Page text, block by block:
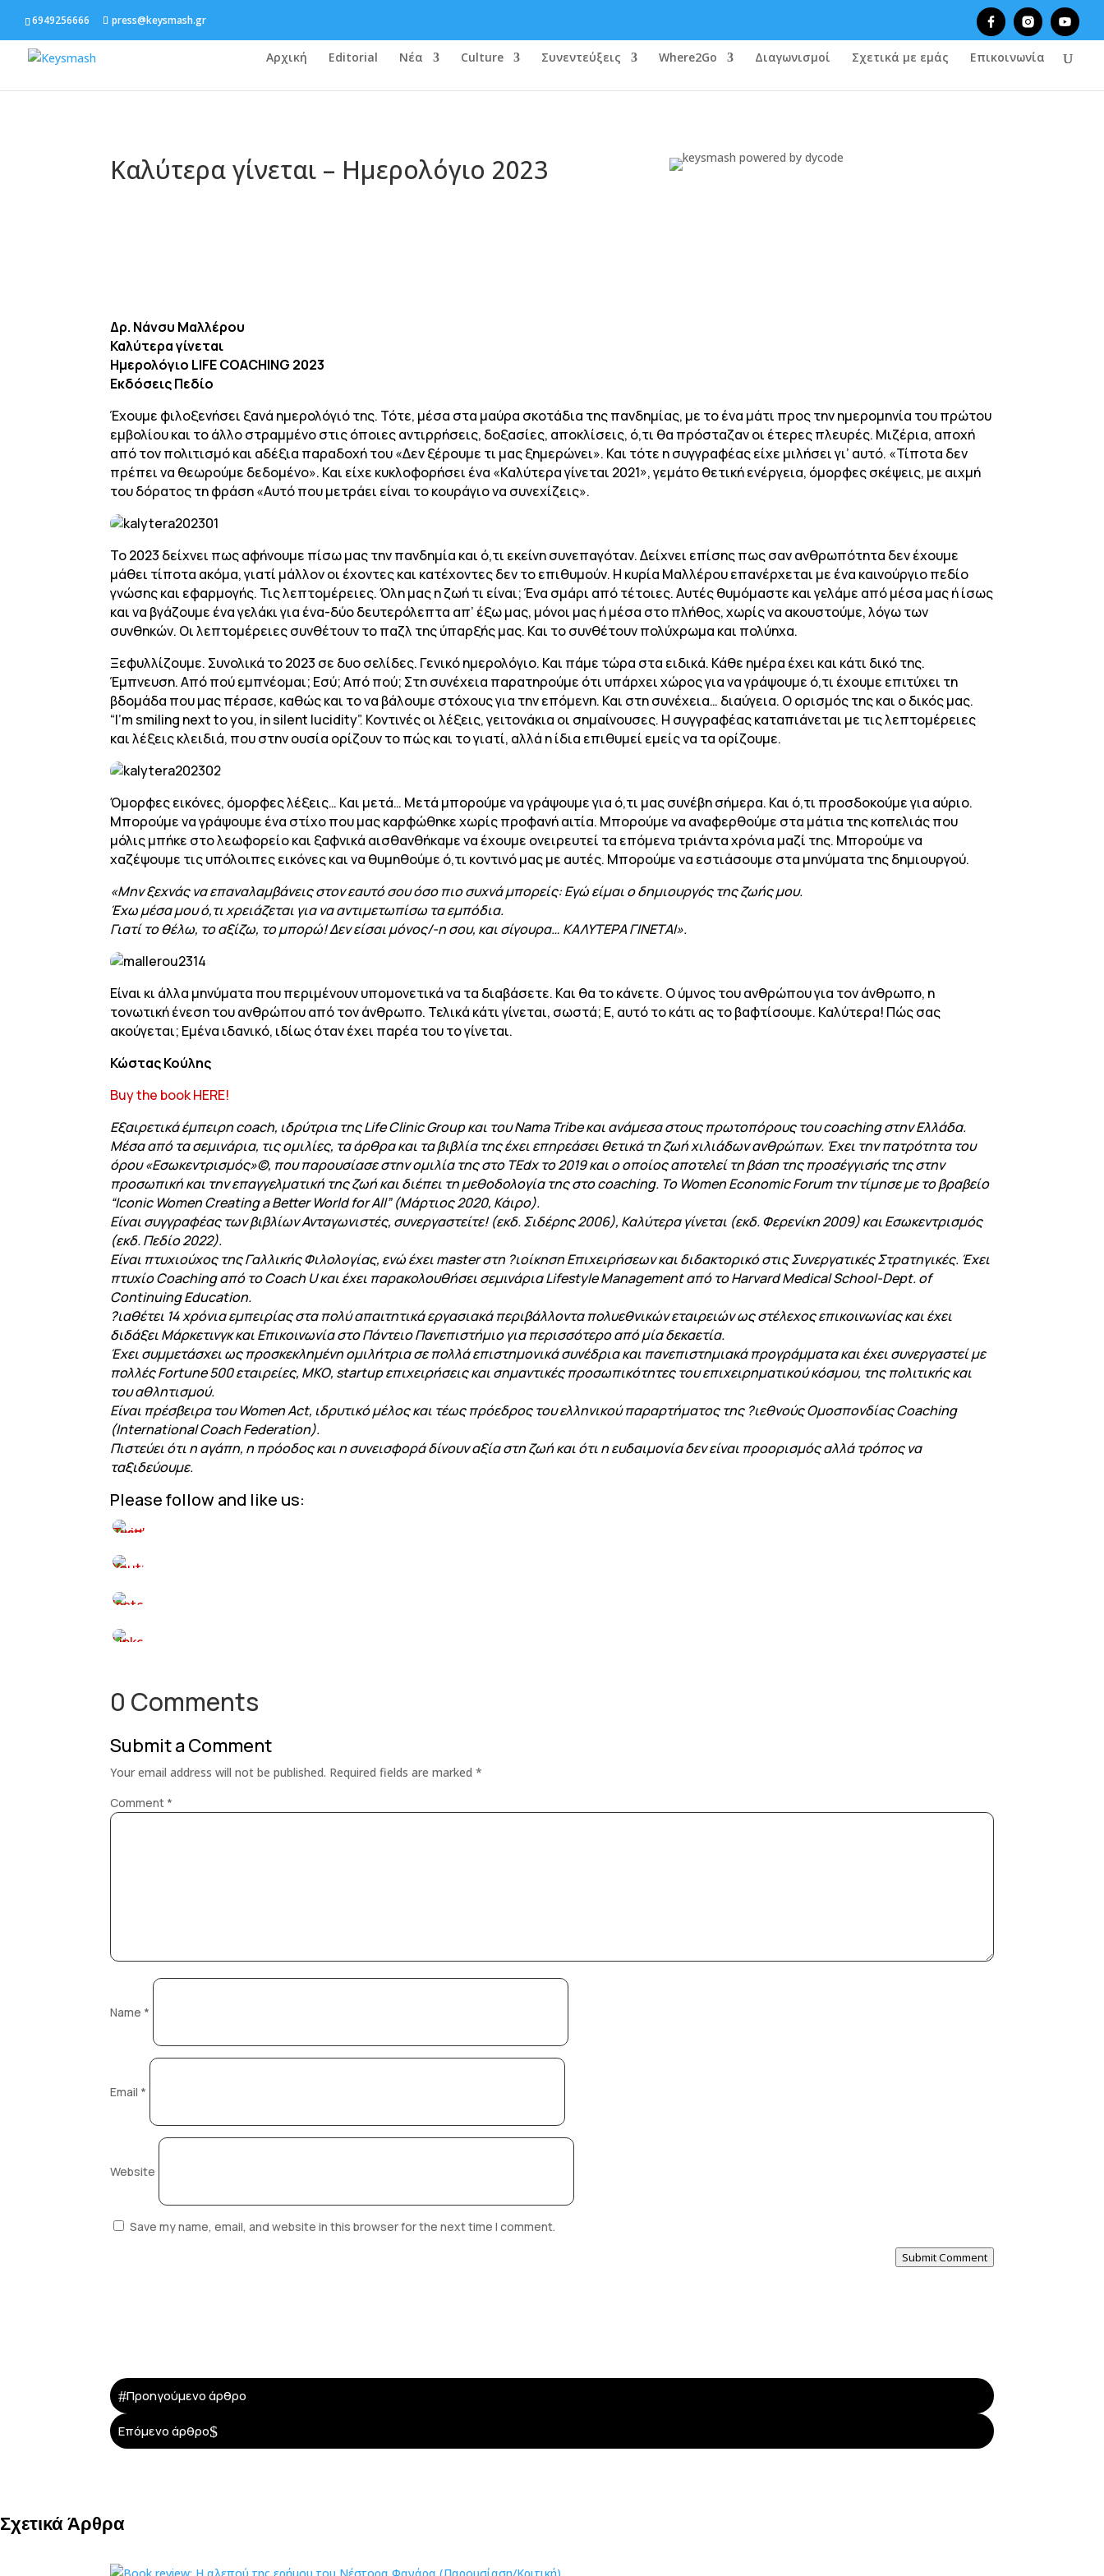
6949256666 press@keysmash.gr
Αρχική Editorial Νέα Culture Συνεντεύξεις Where2Go Διαγωνισμοί Σχετικά με εμάς Επικοινωνία
Καλύτερα γίνεται – Ημερολόγιο 2023
Δρ. Νάνσυ Μαλλέρου
Καλύτερα γίνεται
Ημερολόγιο LIFE COACHING 2023
Εκδόσεις Πεδίο
Έχουμε φιλοξενήσει ξανά ημερολόγιό της. Τότε, μέσα στα μαύρα σκοτάδια της πανδημίας, με το ένα μάτι προς την ημερομηνία του πρώτου
εμβολίου και το άλλο στραμμένο στις όποιες αντιρρήσεις, δοξασίες, αποκλίσεις, ό,τι θα πρόσταζαν οι έτερες πλευρές. Μιζέρια, αποχή
από τον πολιτισμό και αδέξια παραδοχή του «Δεν ξέρουμε τι μας ξημερώνει». Και τότε η συγγραφέας είχε μιλήσει γι’ αυτό. «Τίποτα δεν
πρέπει να θεωρούμε δεδομένο». Και είχε κυκλοφορήσει ένα «Καλύτερα γίνεται 2021», γεμάτο θετική ενέργεια, όμορφες σκέψεις, με αιχμή
του δόρατος τη φράση «Αυτό που μετράει είναι το κουράγιο να συνεχίζεις».
Το 2023 δείχνει πως αφήνουμε πίσω μας την πανδημία και ό,τι εκείνη συνεπαγόταν. Δείχνει επίσης πως σαν ανθρωπότητα δεν έχουμε
μάθει τίποτα ακόμα, γιατί μάλλον οι έχοντες και κατέχοντες δεν το επιθυμούν. Η κυρία Μαλλέρου επανέρχεται με ένα καινούργιο πεδίο
γνώσης και εφαρμογής. Τις λεπτομέρειες. Όλη μας η ζωή τι είναι; Ένα σμάρι από τέτοιες. Αυτές θυμόμαστε και γελάμε από μέσα μας ή ίσως
και να βγάζουμε ένα γελάκι για ένα-δύο δευτερόλεπτα απ’ έξω μας, μόνοι μας ή μέσα στο πλήθος, χωρίς να ακουστούμε, λόγω των
συνθηκών. Οι λεπτομέρειες συνθέτουν το παζλ της ύπαρξής μας. Και το συνθέτουν πολύχρωμα και πολύηχα.
Ξεφυλλίζουμε. Συνολικά το 2023 σε δυο σελίδες. Γενικό ημερολόγιο. Και πάμε τώρα στα ειδικά. Κάθε ημέρα έχει και κάτι δικό της.
Έμπνευση. Από πού εμπνέομαι; Εσύ; Από πού; Στη συνέχεια παρατηρούμε ότι υπάρχει χώρος για να γράψουμε ό,τι έχουμε επιτύχει τη
βδομάδα που μας πέρασε, καθώς και το να βάλουμε στόχους για την επόμενη. Και στη συνέχεια… διαύγεια. Ο ορισμός της και ο δικός μας.
“I’m smiling next to you, in silent lucidity”. Κοντινές οι λέξεις, γειτονάκια οι σημαίνουσες. Η συγγραφέας καταπιάνεται με τις λεπτομέρειες
και λέξεις κλειδιά, που στην ουσία ορίζουν το πώς και το γιατί, αλλά η ίδια επιθυμεί εμείς να τα ορίζουμε.
Όμορφες εικόνες, όμορφες λέξεις… Και μετά… Μετά μπορούμε να γράψουμε για ό,τι μας συνέβη σήμερα. Και ό,τι προσδοκούμε για αύριο.
Μπορούμε να γράψουμε ένα στίχο που μας καρφώθηκε χωρίς προφανή αιτία. Μπορούμε να αναφερθούμε στα μάτια της κοπελιάς που
μόλις μπήκε στο λεωφορείο και ξαφνικά αισθανθήκαμε να έχουμε ονειρευτεί τα επόμενα τριάντα χρόνια μαζί της. Μπορούμε να
χαζέψουμε τις υπόλοιπες εικόνες και να θυμηθούμε ό,τι κοντινό μας με αυτές. Μπορούμε να εστιάσουμε στα μηνύματα της δημιουργού.
«Μην ξεχνάς να επαναλαμβάνεις στον εαυτό σου όσο πιο συχνά μπορείς: Εγώ είμαι o δημιουργός της ζωής μου.
Έχω μέσα μου ό,τι χρειάζεται για να αντιμετωπίσω τα εμπόδια.
Γιατί το θέλω, το αξίζω, το μπορώ! Δεν είσαι μόνος/-η σου, και σίγουρα… ΚΑΛΥΤΕΡΑ ΓΙΝΕΤΑΙ».
Είναι κι άλλα μηνύματα που περιμένουν υπομονετικά να τα διαβάσετε. Και θα το κάνετε. Ο ύμνος του ανθρώπου για τον άνθρωπο, η
τονωτική ένεση του ανθρώπου από τον άνθρωπο. Τελικά κάτι γίνεται, σωστά; Ε, αυτό το κάτι ας το βαφτίσουμε. Καλύτερα! Πώς σας
ακούγεται; Εμένα ιδανικό, ιδίως όταν έχει παρέα του το γίνεται.
Κώστας Κούλης
Buy the book HERE!
Eξαιρετικά έµπειρη coach, ιδρύτρια της Life Clinic Group και του Nama Tribe και ανάµεσα στους πρωτοπόρους του coaching στην Ελλάδα.
Μέσα από τα σεµινάρια, τις οµιλίες, τα άρθρα και τα βιβλία της έχει επηρεάσει θετικά τη ζωή χιλιάδων ανθρώπων. Έχει την πατρότητα του
όρου «Εσωκεντρισµός»©, που παρουσίασε στην οµιλία της στο TEdx το 2019 και ο οποίος αποτελεί τη βάση της προσέγγισής της στην
προσωπική και την επαγγελµατική της ζωή και διέπει τη µεθοδολογία της στο coaching. Το Women Economic Forum την τίµησε µε το βραβείο
“Iconic Women Creating a Better World for All” (Μάρτιος 2020, Κάιρο).
Είναι συγγραφέας των βιβλίων Ανταγωνιστές, συνεργαστείτε! (εκδ. Σιδέρης 2006), Καλύτερα γίνεται (εκδ. Φερενίκη 2009) και Εσωκεντρισµός
(εκδ. Πεδίο 2022).
Είναι πτυχιούχος της Γαλλικής Φιλολογίας, ενώ έχει master στη ?ιοίκηση Επιχειρήσεων και διδακτορικό στις Συνεργατικές Στρατηγικές. Έχει
πτυχίο Coaching από το Coach U και έχει παρακολουθήσει σεµινάρια Lifestyle Management από το Harvard Medical School-Dept. of
Continuing Education.
?ιαθέτει 14 χρόνια εµπειρίας στα πολύ απαιτητικά εργασιακά περιβάλλοντα πολυεθνικών εταιρειών ως στέλεχος επικοινωνίας και έχει
διδάξει Μάρκετινγκ και Επικοινωνία στο Πάντειο Πανεπιστήµιο για περισσότερο από µία δεκαετία.
Έχει συµµετάσχει ως προσκεκληµένη οµιλήτρια σε πολλά επιστηµονικά συνέδρια και πανεπιστηµιακά προγράµµατα και έχει συνεργαστεί µε
πολλές Fortune 500 εταιρείες, ΜΚΟ, startup επιχειρήσεις και σηµαντικές προσωπικότητες του επιχειρηµατικού κόσµου, της πολιτικής και
του αθλητισµού.
Είναι πρέσβειρα του Women Act, ιδρυτικό µέλος και τέως πρόεδρος του ελληνικού παραρτήµατος της ?ιεθνούς Οµοσπονδίας Coaching
(International Coach Federation).
Πιστεύει ότι η αγάπη, η πρόοδος και η συνεισφορά δίνουν αξία στη ζωή και ότι η ευδαιµονία δεν είναι προορισµός αλλά τρόπος να
ταξιδεύουµε.
Please follow and like us:
0 Comments
Submit a Comment
Your email address will not be published. Required fields are marked*
Comment *
Name *
Email *
Website
Save my name, email, and website in this browser for the next time I comment.
Submit Comment
#Προηγούμενο άρθρο
Επόμενο άρθρο$
Σχετικά Άρθρα